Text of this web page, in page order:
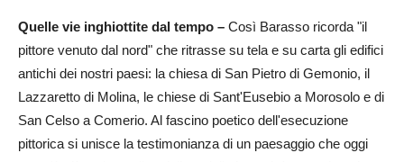
Quelle vie inghiottite dal tempo – Così Barasso ricorda "il
pittore venuto dal nord" che ritrasse su tela e su carta gli edifici
antichi dei nostri paesi: la chiesa di San Pietro di Gemonio, il
Lazzaretto di Molina, le chiese di Sant'Eusebio a Morosolo e di
San Celso a Comerio. Al fascino poetico dell'esecuzione
pittorica si unisce la testimonianza di un paesaggio che oggi